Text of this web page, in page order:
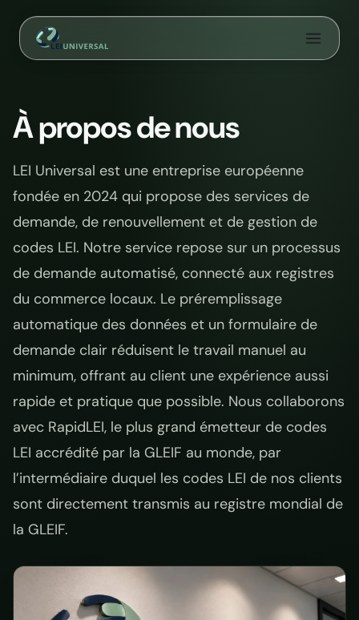
contenu
À propos de nous
LEI Universal est une entreprise européenne
fondée en 2024 qui propose des services de
demande, de renouvellement et de gestion de
codes LEI. Notre service repose sur un processus
de demande automatisé, connecté aux registres
du commerce locaux. Le préremplissage
automatique des données et un formulaire de
demande clair réduisent le travail manuel au
minimum, offrant au client une expérience aussi
rapide et pratique que possible. Nous collaborons
avec RapidLEI, le plus grand émetteur de codes
LEI accrédité par la GLEIF au monde, par
l’intermédiaire duquel les codes LEI de nos clients
sont directement transmis au registre mondial de
la GLEIF.